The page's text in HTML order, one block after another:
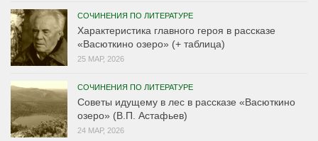
СОЧИНЕНИЯ ПО ЛИТЕРАТУРЕ
Характеристика главного героя в рассказе
«Васюткино озеро» (+ таблица)
25 МАР, 2026
СОЧИНЕНИЯ ПО ЛИТЕРАТУРЕ
Советы идущему в лес в рассказе «Васюткино
озеро» (В.П. Астафьев)
24 МАР, 2026